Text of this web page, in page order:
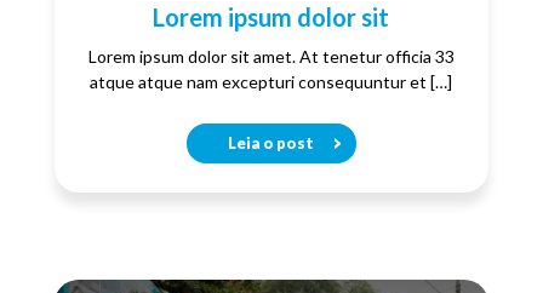
Lorem ipsum dolor sit
Lorem ipsum dolor sit amet. At tenetur officia 33
atque atque nam excepturi consequuntur et […]
Leia o post